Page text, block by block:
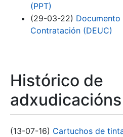
(PPT)
(29-03-22)
Contratación (DEUC)
Histórico de
adxudicacións
(13-07-16) Cartuchos de